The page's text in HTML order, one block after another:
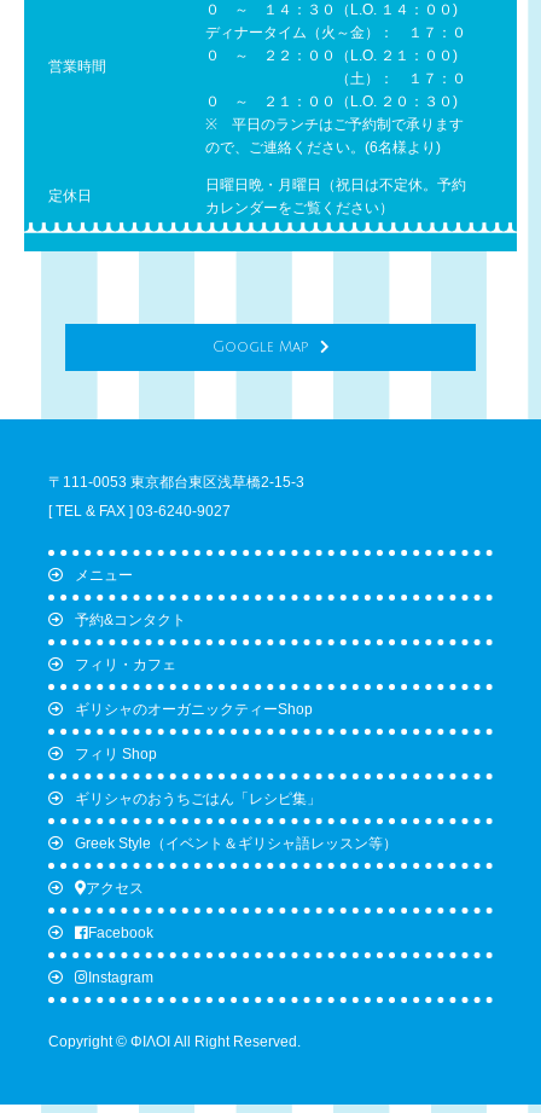
営業時間
０ ～ １４：３０（L.O. １４：００)
ディナータイム（火～金）： １７：０
０ ～ ２２：００（L.O. ２１：００)
（土）： １７：０
０ ～ ２１：００（L.O. ２０：３０)
※ 平日のランチはご予約制で承ります
ので、ご連絡ください。(6名様より)
定休日
日曜日晩・月曜日（祝日は不定休。予約
カレンダーをご覧ください）
Google Map
〒111-0053 東京都台東区浅草橋2-15-3
[ TEL & FAX ] 03-6240-9027
メニュー
予約&コンタクト
フィリ・カフェ
ギリシャのオーガニックティーShop
フィリ Shop
ギリシャのおうちごはん「レシピ集」
Greek Style（イベント＆ギリシャ語レッスン等）
アクセス
Facebook
Instagram
Copyright © ΦΙΛΟΙ All Right Reserved.